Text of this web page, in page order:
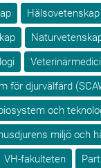
Hälsovetenskap
för djurvälfärd
och
miljö och
VH-fakulteten